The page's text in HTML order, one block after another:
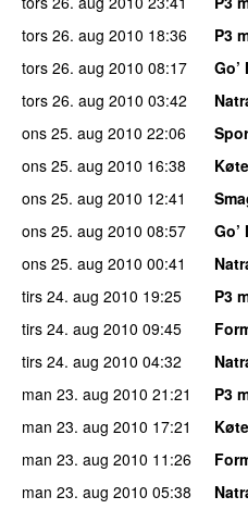
tors 26. aug 2010 18:36
P3
tors 26. aug 2010 08:17
Go’
tors 26. aug 2010 03:42
ons 25. aug 2010 22:06
ons 25. aug 2010 16:38
ons 25. aug 2010 12:41
ons 25. aug 2010 08:57
Go’
ons 25. aug 2010 00:41
tirs 24. aug 2010 19:25
P3
tirs 24. aug 2010 09:45
tirs 24. aug 2010 04:32
man 23. aug 2010 21:21
P3
man 23. aug 2010 17:21
man 23. aug 2010 11:26
man 23. aug 2010 05:38